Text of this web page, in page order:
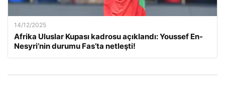
14/12/2025
Afrika Uluslar Kupası kadrosu açıklandı: Youssef En-
Nesyri’nin durumu Fas’ta netleşti!